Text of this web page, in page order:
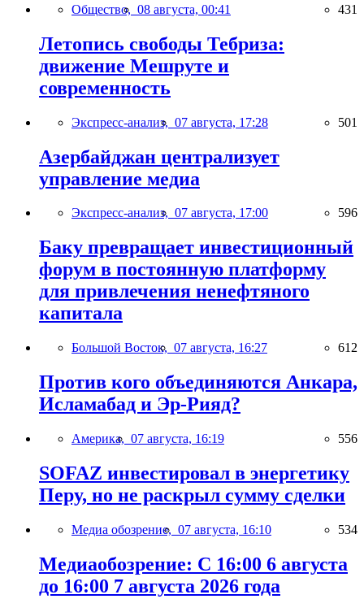
Общество, 08 августа, 00:41 431
Летопись свободы Тебриза:
движение Мешруте и
современность
Экспресс-анализ, 07 августа, 17:28 501
Азербайджан централизует
управление медиа
Экспресс-анализ, 07 августа, 17:00 596
Баку превращает инвестиционный
форум в постоянную платформу
для привлечения ненефтяного
капитала
Большой Восток, 07 августа, 16:27 612
Против кого объединяются Анкара,
Исламабад и Эр-Рияд?
Америка, 07 августа, 16:19 556
SOFAZ инвестировал в энергетику
Перу, но не раскрыл сумму сделки
Медиа обозрение, 07 августа, 16:10 534
Медиаобозрение: С 16:00 6 августа
до 16:00 7 августа 2026 года